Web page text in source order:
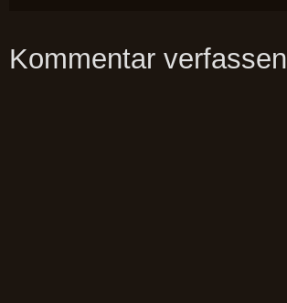
Kommentar verfassen